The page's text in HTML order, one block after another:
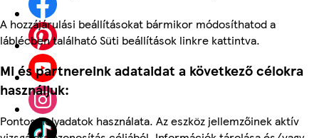
A hozzájárulási beállításokat bármikor módosíthatod a
láblécben található Süti beállítások linkre kattintva.
Mi és partnereink adataidat a következő célokra
használjuk:
Pontos helyadatok használata. Az eszköz jellemzőinek aktív